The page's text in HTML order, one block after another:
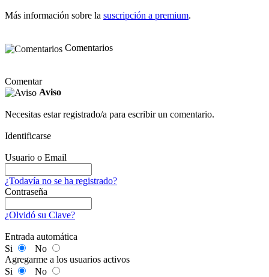
Más información sobre la suscripción a premium.
Comentarios
Comentar
Aviso
Necesitas estar registrado/a para escribir un comentario.
Identificarse
Usuario o Email
¿Todavía no se ha registrado?
Contraseña
¿Olvidó su Clave?
Entrada automática
Si
No
Agregarme a los usuarios activos
Si
No